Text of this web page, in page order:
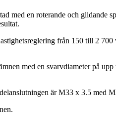
med en roterande och
från 150 till 2
med en svarvdiameter på
är M33 x 3.5 med